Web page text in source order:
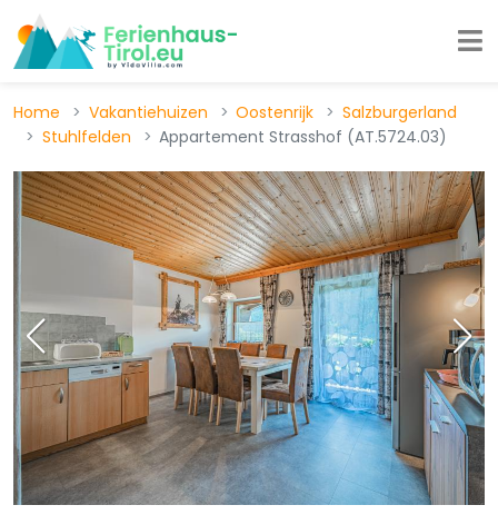
Home Vakantiehuizen Oostenrijk
Salzburgerland
Stuhlfelden
Appartement Strasshof (AT.5724.03)